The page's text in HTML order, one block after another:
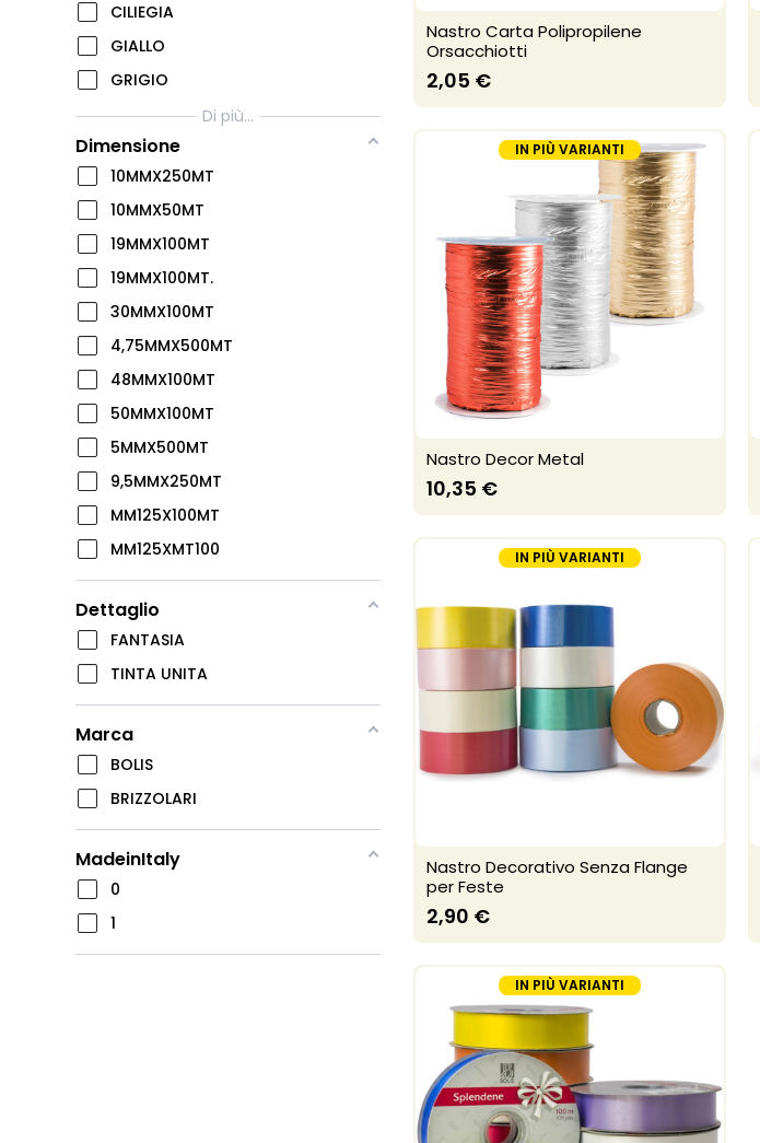
Nastro Carta Polipropilene
Orsacchiotti
2,05 €
IN PIÙ VARIANTI
Nastro Decor Metal
10,35 €
IN PIÙ VARIANTI
Nastro Decorativo Senza Flange
per Feste
2,90 €
IN PIÙ VARIANTI
CILIEGIA
GIALLO
GRIGIO
Di più...
Dimensione
10MMX250MT
10MMX50MT
19MMX100MT
19MMX100MT.
30MMX100MT
4,75MMX500MT
48MMX100MT
50MMX100MT
5MMX500MT
9,5MMX250MT
MM125X100MT
MM125XMT100
Dettaglio
FANTASIA
TINTA UNITA
Marca
BOLIS
BRIZZOLARI
MadeinItaly
0
1